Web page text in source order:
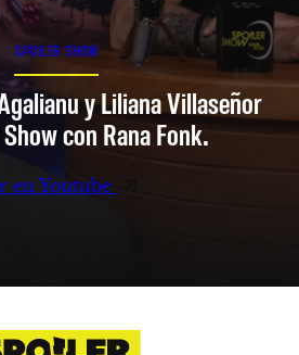
SPOILER SHOW
y Liliana Villaseñor
con Rana Fonk.
en Youtube